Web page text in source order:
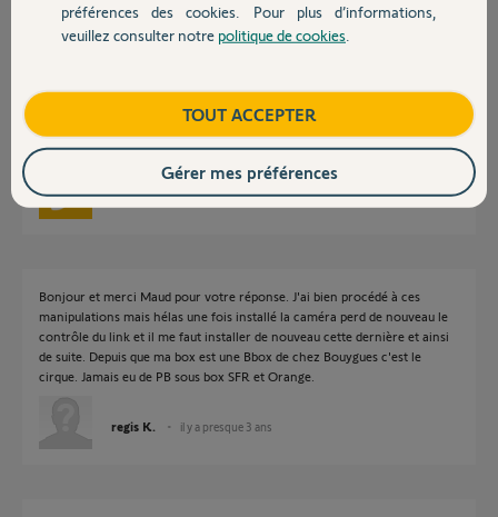
Contact
Rebrancher la caméra tout en restant appuyé
Bonne journée,
Maud F. il y a presque 3 ans
Bonjour et merci Maud pour votre réponse. J'ai bien procédé à ces
manipulations mais hélas une fois installé la caméra perd de nouveau le
contrôle du link et il me faut installer de nouveau cette dernière et ainsi
de suite. Depuis que ma box est une Bbox de chez Bouygues c'est le
cirque. Jamais eu de PB sous box SFR et Orange.
regis K. il y a presque 3 ans
préférences des cookies. Pour plus d’informations,
veuillez consulter notre politique de cookies
TOUT ACCEPTER
Gérer mes préférences